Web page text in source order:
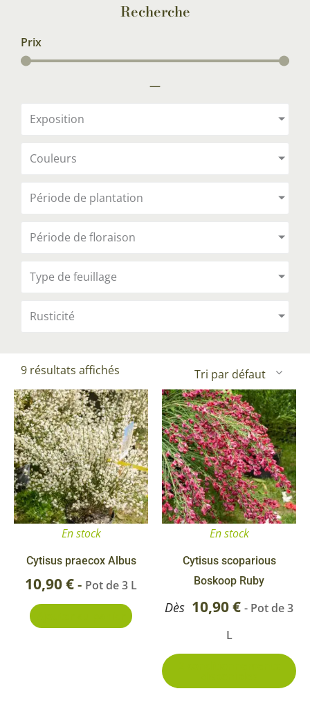
Recherche
Prix
—
Exposition
Couleurs
Période de plantation
Période de floraison
Type de feuillage
Rusticité
9 résultats affichés
En stock
Cytisus praecox Albus
10,90€- Pot de 3 L
En stock
Cytisus scoparious
Boskoop Ruby
Dès 10,90€ - Pot de 3
L
Ce
a